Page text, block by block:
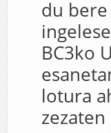
du
BC3ko
lotura